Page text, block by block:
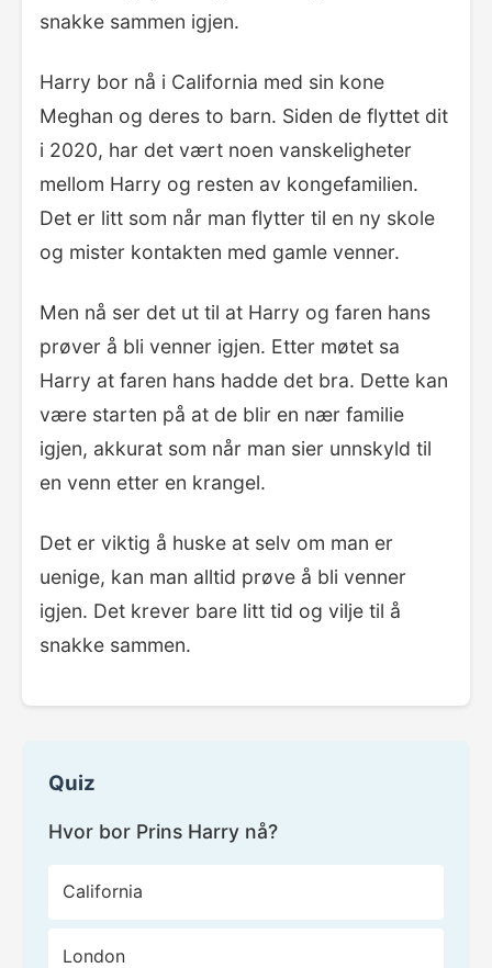
snakke sammen igjen.
Harry bor nå i California med sin kone
Meghan og deres to barn. Siden de flyttet dit
i 2020, har det vært noen vanskeligheter
mellom Harry og resten av kongefamilien.
Det er litt som når man flytter til en ny skole
og mister kontakten med gamle venner.
Men nå ser det ut til at Harry og faren hans
prøver å bli venner igjen. Etter møtet sa
Harry at faren hans hadde det bra. Dette kan
være starten på at de blir en nær familie
igjen, akkurat som når man sier unnskyld til
en venn etter en krangel.
Det er viktig å huske at selv om man er
uenige, kan man alltid prøve å bli venner
igjen. Det krever bare litt tid og vilje til å
snakke sammen.
Quiz
Hvor bor Prins Harry nå?
California
London